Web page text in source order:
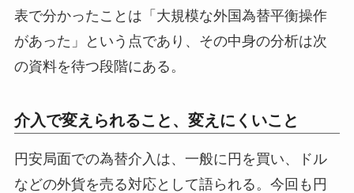
表で分かったことは「大規模な外国為替平衡操作
があった」という点であり、その中身の分析は次
の資料を待つ段階にある。
介入で変えられること、変えにくいこと
円安局面での為替介入は、一般に円を買い、ドル
などの外貨を売る対応として語られる。今回も円